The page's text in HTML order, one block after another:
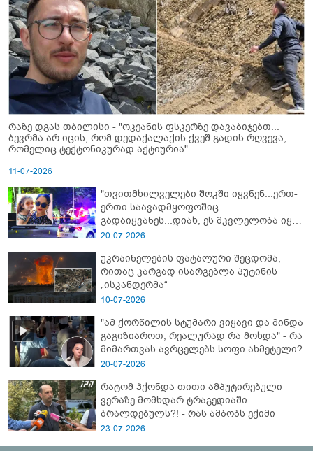
რაზე დგას თბილისი - "ოკეანის ფსკერზე დავაბიჯებთ...
ბევრმა არ იცის, რომ დედაქალაქის ქვეშ გადის რღვევა,
რომელიც ტექტონიკურად აქტიურია"
11-07-2026
"თვითმხილველები შოკში იყვნენ...ერთ-
ერთი საავადმყოფოშიც
გადაიყვანეს...დიახ, ეს მკვლელობა იყო"
- გორში დატრიალებული ტრაგედიის
20-07-2026
უკრაინელების ფატალური შეცდომა,
რითაც კარგად ისარგებლა პუტინის
„ისკანდერმა“
10-07-2026
"ამ ქორწილის სტუმარი ვიყავი და მინდა
გაგიზიაროთ, რეალურად რა მოხდა" - რა
მიმართვას ავრცელებს სოფი ახმეტელი?
20-07-2026
რატომ ჰქონდა თითი ამპუტირებული
ვერაზე მომხდარ ტრაგედიაში
ბრალდებულს?! - რას ამბობს ექიმი
23-07-2026